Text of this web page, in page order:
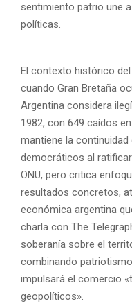
sentimiento patrio une
políticas.
El contexto histórico
cuando Gran Bretaña
Argentina considera
1982, con 649 caídos
mantiene la
democráticos al
ONU, pero critica
resultados concretos,
económica argentina
charla con The
soberanía sobre el
combinando
impulsará el comercio
geopolíticos».